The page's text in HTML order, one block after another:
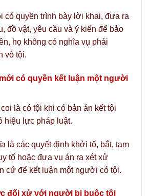
có quyền trình bày lời khai, đưa ra
đồ vật, yêu cầu và ý kiến để bảo
họ không có nghĩa vụ phải
vô tội.
có quyền kết luận một người
là có tội khi có bản án kết tội
hiệu lực pháp luật.
là các quyết định khởi tố, bắt, tạm
tố hoặc đưa vụ án ra xét xử
cứ để kết luận một người có tội.
đối xử với người bị buộc tội